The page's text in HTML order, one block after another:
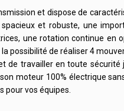
et dispose de
et robuste, une
une rotation continue en
possibilité de réaliser 4
de travailler en toute sécurité
moteur 100% électrique
pour vos équipes.